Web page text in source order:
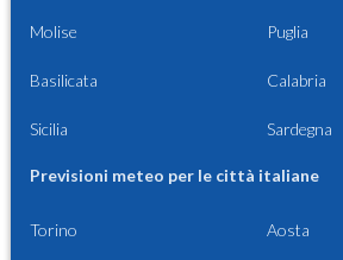
Molise Puglia
Basilicata Calabria
Sicilia Sardegna
Previsioni meteo per le città italiane
Torino Aosta